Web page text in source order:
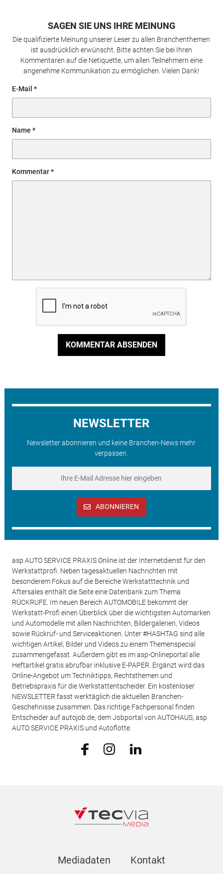
SAGEN SIE UNS IHRE MEINUNG
Die qualifizierte Meinung unserer Leser zu allen Branchenthemen
ist ausdrücklich erwünscht. Bitte achten Sie bei Ihren
Kommentaren auf die Netiquette, um allen Teilnehmern eine
angenehme Kommunikation zu ermöglichen. Vielen Dank!
E-Mail
Name
Kommentar
KOMMENTAR ABSENDEN
NEWSLETTER
Newsletter abonnieren und keine Branchen-News mehr
verpassen.
ABONNIEREN
asp AUTO SERVICE PRAXIS Online ist der Internetdienst für den
Werkstattprofi. Neben tagesaktuellen Nachrichten mit
besonderem Fokus auf die Bereiche Werkstatttechnik und
Aftersales enthält die Seite eine Datenbank zum Thema
RÜCKRUFE. Im neuen Bereich AUTOMOBILE bekommt der
Werkstatt-Profi einen Überblick über die wichtigsten Automarken
und Automodelle mit allen Nachrichten, Bildergalerien, Videos
sowie Rückruf- und Serviceaktionen. Unter #HASHTAG sind alle
wichtigen Artikel, Bilder und Videos zu einem Themenspecial
zusammengefasst. Außerdem gibt es im asp-Onlineportal alle
Heftartikel gratis abrufbar inklusive E-PAPER. Ergänzt wird das
Online-Angebot um Techniktipps, Rechtsthemen und
Betriebspraxis für die Werkstattentscheider. Ein kostenloser
NEWSLETTER fasst werktäglich die aktuellen Branchen-
Geschehnisse zusammen. Das richtige Fachpersonal finden
Entscheider auf autojob.de, dem Jobportal von AUTOHAUS, asp
AUTO SERVICE PRAXIS und Autoflotte.
Mediadaten Kontakt